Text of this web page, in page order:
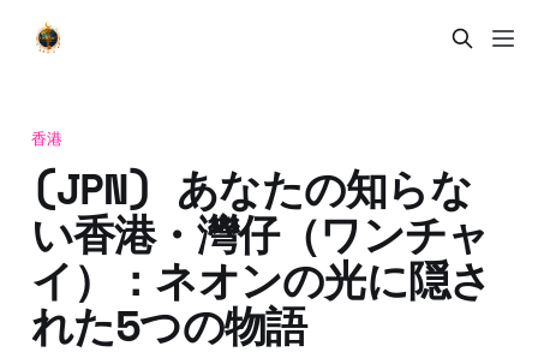
香港
(JPN) あなたの知らな
い香港・灣仔（ワンチャ
イ）：ネオンの光に隠さ
れた5つの物語